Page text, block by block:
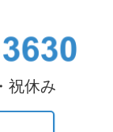
祝休み